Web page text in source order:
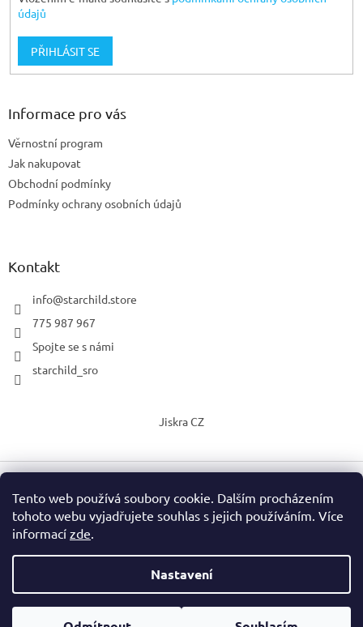
Tento web používá soubory cookie. Dalším procházením
tohoto webu vyjadřujete souhlas s jejich používáním. Více
informací zde.
Nastavení
Vážení zákazníci, o prázdninách mohou být dodací lhůty delší, než
je zobrazeno v detailu výrobku. Neváhejte si ověřit termín
údajů
PŘIHLÁSIT SE
Informace pro vás
Věrnostní program
Jak nakupovat
Obchodní podmínky
Podmínky ochrany osobních údajů
Kontakt
info@starchild.store
775 987 967
Spojte se s námi
starchild_sro
Jiskra CZ
Vytvořil Shoptet
Upravit nastavení cookies
Podle zákona o evidenci tržeb je prodávající povinen vystavit